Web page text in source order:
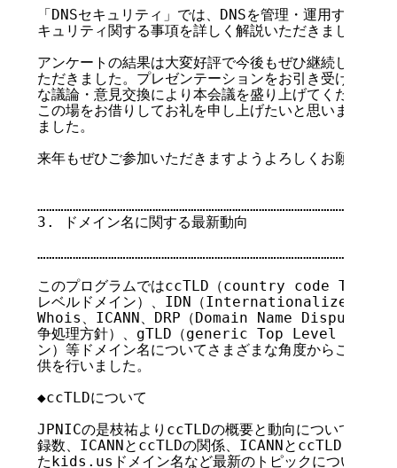
「DNSセキュリティ」では、DNSを管理・運用するも
キュリティ関する事項を詳しく解説いただきました。
アンケートの結果は大変好評で今後もぜひ継続してほ
ただきました。プレゼンテーションをお引き受けいた
な議論・意見交換により本会議を盛り上げてくださっ
この場をお借りしてお礼を申し上げたいと思います。
ました。
来年もぜひご参加いただきますようよろしくお願いいた
……………………………………………………………………………………………
3. ドメイン名に関する最新動向
……………………………………………………………………………………………
このプログラムではccTLD（country code Top
レベルドメイン）、IDN（Internationalized
Whois、ICANN、DRP（Domain Name Dispute
争処理方針）、gTLD（generic Top Level Domain
ン）等ドメイン名についてさまざまな角度からこの1年
供を行いました。
◆ccTLDについて
JPNICの是枝祐よりccTLDの概要と動向について説明
録数、ICANNとccTLDの関係、ICANNとccTLDレジス
たkids.usドメイン名など最新のトピックについてプ